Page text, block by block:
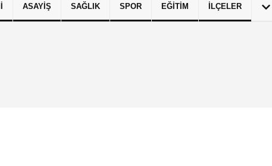
Gizlilik İlkeleri
ASAYIŞ SAĞLIK SPOR EĞITIM İLÇELER